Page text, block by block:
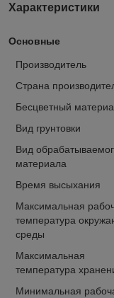
Характеристики
Основные
Производитель
Страна
Бесцветный
Вид грунтовки
Вид
материала
Время высыхания
Максимальная
температура
среды
Максимальная
температура
Минимальная